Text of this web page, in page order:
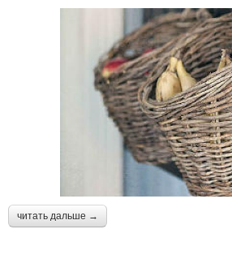
читать дальше →